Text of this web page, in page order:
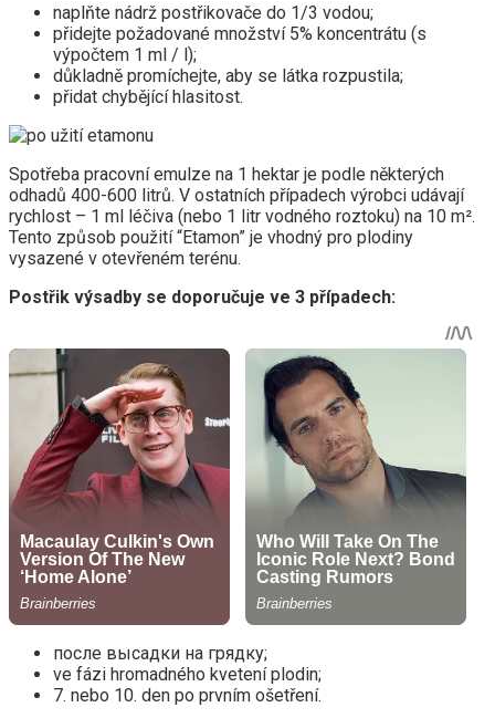
naplňte nádrž postřikovače do 1/3 vodou;
přidejte požadované množství 5% koncentrátu (s
výpočtem 1 ml / l);
důkladně promíchejte, aby se látka rozpustila;
přidat chybějící hlasitost.
Spotřeba pracovní emulze na 1 hektar je podle některých
odhadů 400-600 litrů. V ostatních případech výrobci udávají
rychlost – 1 ml léčiva (nebo 1 litr vodného roztoku) na 10 m².
Tento způsob použití “Etamon” je vhodný pro plodiny
vysazené v otevřeném terénu.
Postřik výsadby se doporučuje ve 3 případech:
после высадки на грядку;
ve fázi hromadného kvetení plodin;
7. nebo 10. den po prvním ošetření.